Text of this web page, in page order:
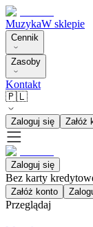
MuzykaW sklepie
Cennik
Zasoby
Kontakt
🇵🇱
Zaloguj się Załóż
Zaloguj się
Bez karty
Załóż konto
Przeglądaj